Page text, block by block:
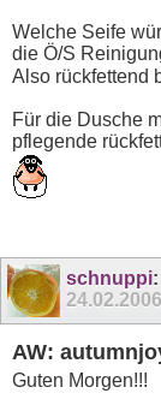
Welche Seife
die Ö/S
Also rückfettend
Für die Dusche
pflegende
schnuppi:
24.02.2006
AW:
Guten Morgen!!!